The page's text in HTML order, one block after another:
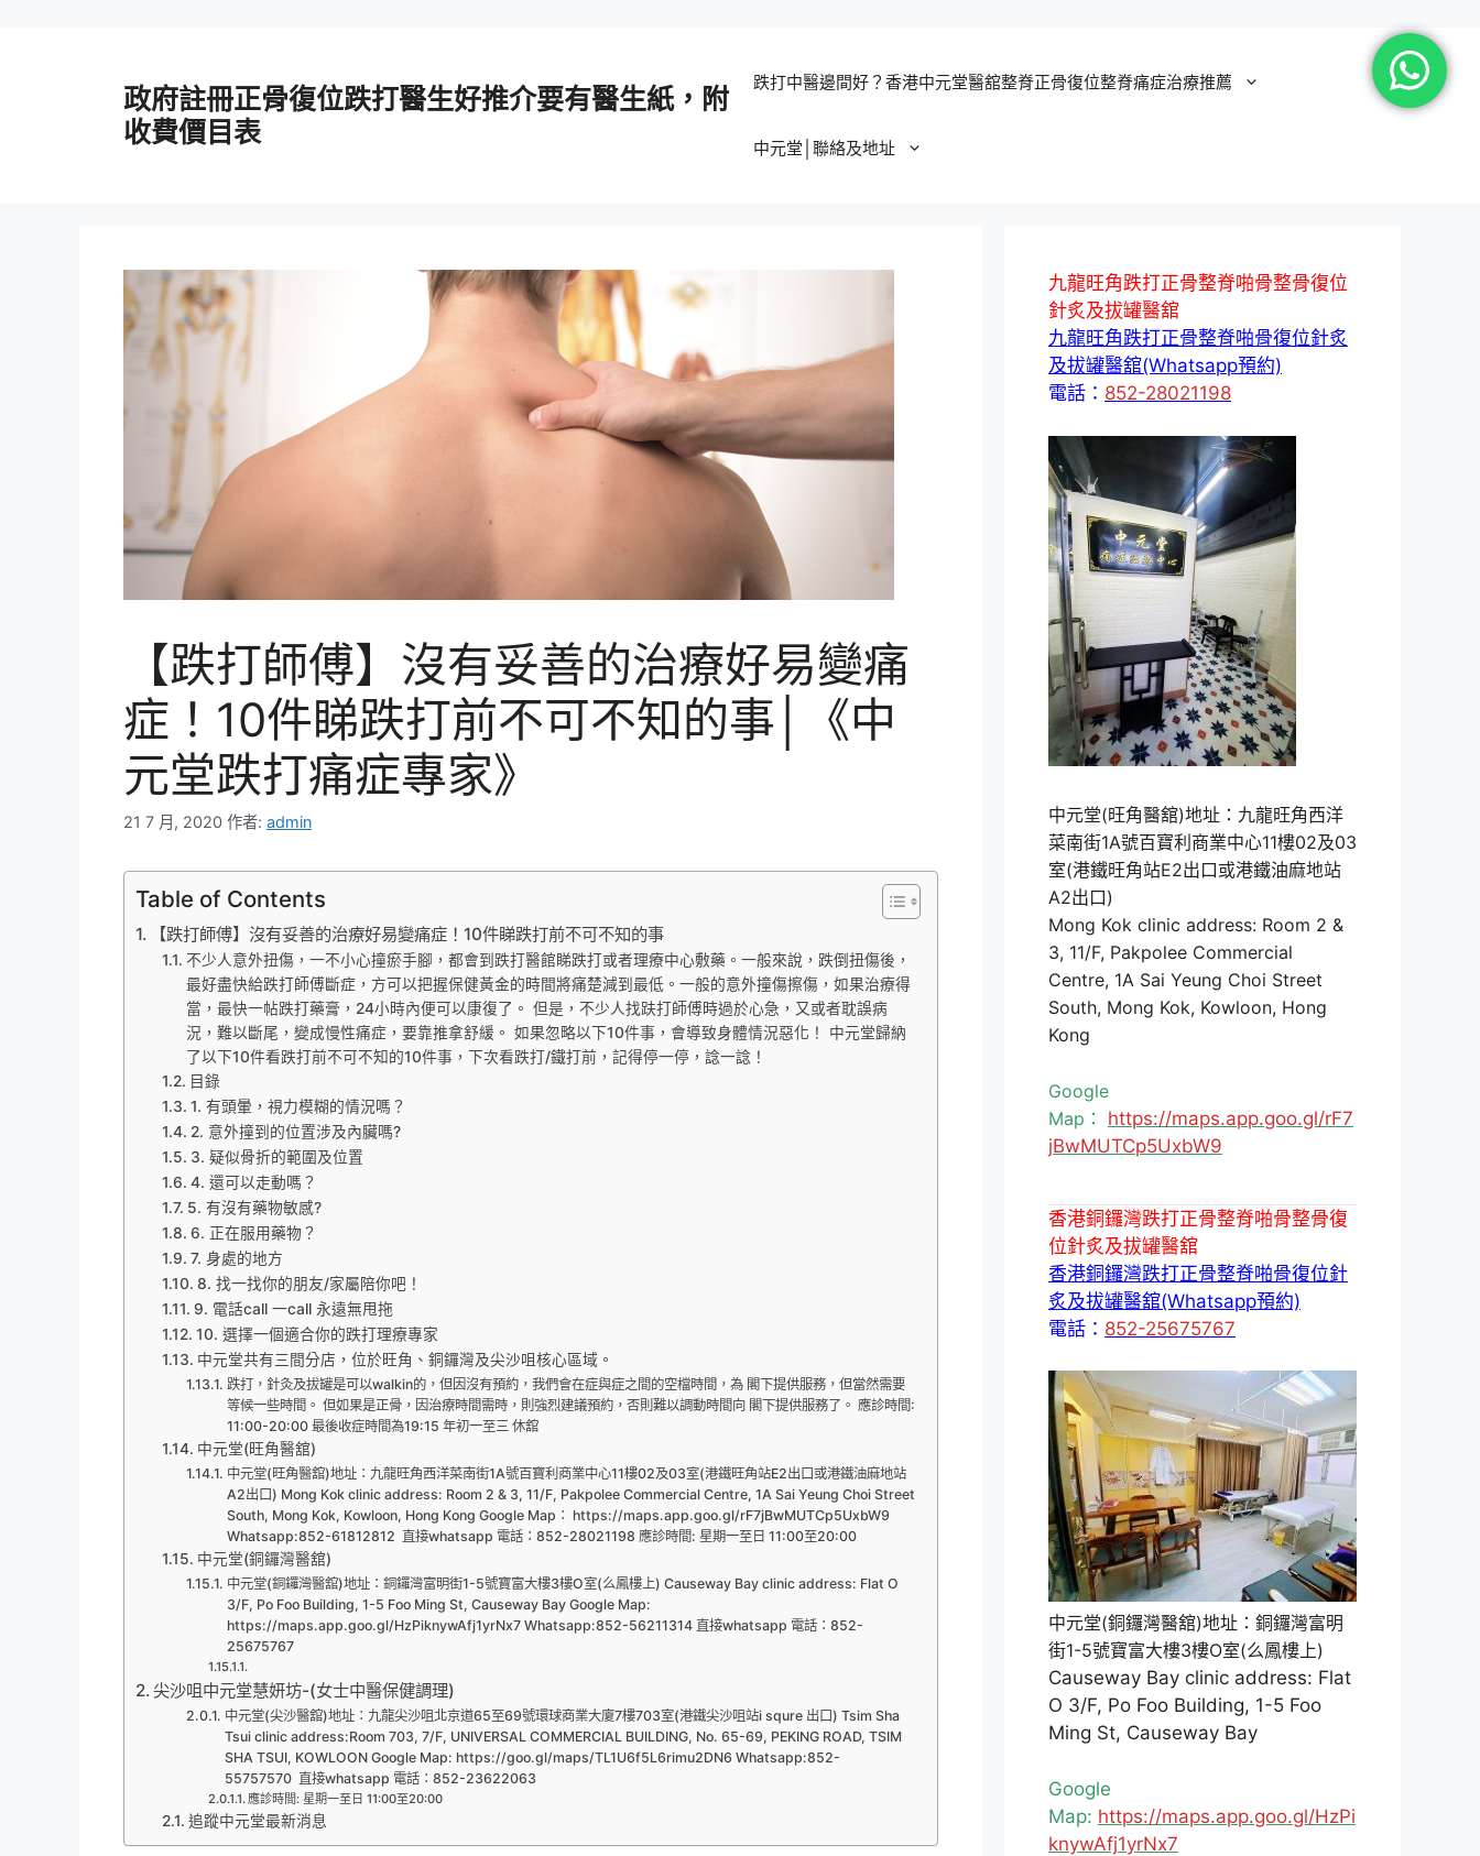
政府註冊正骨復位跌打醫生好推介要有醫生紙，附
收費價目表
跌打中醫邊間好？香港中元堂醫舘整脊正骨復位整脊痛症治療推薦
中元堂│聯絡及地址
【跌打師傅】沒有妥善的治療好易變痛
症！10件睇跌打前不可不知的事│《中
元堂跌打痛症專家》
21 7 月, 2020 作者: admin
Table of Contents
【跌打師傅】沒有妥善的治療好易變痛症！10件睇跌打前不可不知的事
不少人意外扭傷，一不小心撞瘀手腳，都會到跌打醫館睇跌打或者理療中心敷藥。一般來說，跌倒扭傷後，
最好盡快給跌打師傅斷症，方可以把握保健黃金的時間將痛楚減到最低。一般的意外撞傷擦傷，如果治療得
當，最快一帖跌打藥膏，24小時內便可以康復了。 但是，不少人找趺打師傅時過於心急，又或者耽誤病
況，難以斷尾，變成慢性痛症，要靠推拿舒緩。 如果忽略以下10件事，會導致身體情況惡化！ 中元堂歸納
了以下10件看跌打前不可不知的10件事，下次看跌打/鐵打前，記得停一停，諗一諗！
目錄
1. 有頭暈，視力模糊的情況嗎？
2. 意外撞到的位置涉及內臟嗎?
3. 疑似骨折的範圍及位置
4. 還可以走動嗎？
5. 有沒有藥物敏感?
6. 正在服用藥物？
7. 身處的地方
8. 找一找你的朋友/家屬陪你吧！
9. 電話call 一call 永遠無甩拖
10. 選擇一個適合你的跌打理療專家
中元堂共有三間分店，位於旺角、銅鑼灣及尖沙咀核心區域。
跌打，針灸及拔罐是可以walkin的，但因沒有預約，我們會在症與症之間的空檔時間，為 閣下提供服務，但當然需要
等候一些時間。 但如果是正骨，因治療時間需時，則強烈建議預約，否則難以調動時間向 閣下提供服務了。 應診時間:
11:00-20:00 最後收症時間為19:15 年初一至三 休舘
中元堂(旺角醫舘)
中元堂(旺角醫舘)地址：九龍旺角西洋菜南街1A號百寶利商業中心11樓02及03室(港鐵旺角站E2出口或港鐵油麻地站
A2出口) Mong Kok clinic address: Room 2 & 3, 11/F, Pakpolee Commercial Centre, 1A Sai Yeung Choi Street
South, Mong Kok, Kowloon, Hong Kong Google Map： https://maps.app.goo.gl/rF7jBwMUTCp5UxbW9
Whatsapp:852-61812812 直接whatsapp 電話：852-28021198 應診時間: 星期一至日 11:00至20:00
中元堂(銅鑼灣醫舘)
中元堂(銅鑼灣醫舘)地址：銅鑼灣富明街1-5號寶富大樓3樓O室(么鳳樓上) Causeway Bay clinic address: Flat O
3/F, Po Foo Building, 1-5 Foo Ming St, Causeway Bay Google Map:
https://maps.app.goo.gl/HzPiknywAfj1yrNx7 Whatsapp:852-56211314 直接whatsapp 電話：852-
25675767
尖沙咀中元堂慧妍坊-(女士中醫保健調理)
中元堂(尖沙醫舘)地址：九龍尖沙咀北京道65至69號環球商業大廈7樓703室(港鐵尖沙咀站i squre 出口) Tsim Sha
Tsui clinic address:Room 703, 7/F, UNIVERSAL COMMERCIAL BUILDING, No. 65-69, PEKING ROAD, TSIM
SHA TSUI, KOWLOON Google Map: https://goo.gl/maps/TL1U6f5L6rimu2DN6 Whatsapp:852-
55757570 直接whatsapp 電話：852-23622063
應診時間: 星期一至日 11:00至20:00
追蹤中元堂最新消息
九龍旺角跌打正骨整脊啪骨整骨復位
針炙及拔罐醫舘
九龍旺角跌打正骨整脊啪骨復位針炙
及拔罐醫舘(Whatsapp預約)
電話： 852-28021198
中元堂(旺角醫舘)地址：九龍旺角西洋
菜南街1A號百寶利商業中心11樓02及03
室(港鐵旺角站E2出口或港鐵油麻地站
A2出口)
Mong Kok clinic address: Room 2 &
3, 11/F, Pakpolee Commercial
Centre, 1A Sai Yeung Choi Street
South, Mong Kok, Kowloon, Hong
Kong
Google
Map： https://maps.app.goo.gl/rF7
jBwMUTCp5UxbW9
香港銅鑼灣跌打正骨整脊啪骨整骨復
位針炙及拔罐醫舘
香港銅鑼灣跌打正骨整脊啪骨復位針
炙及拔罐醫舘(Whatsapp預約)
電話： 852-25675767
中元堂(銅鑼灣醫舘)地址：銅鑼灣富明
街1-5號寶富大樓3樓O室(么鳳樓上)
Causeway Bay clinic address: Flat
O 3/F, Po Foo Building, 1-5 Foo
Ming St, Causeway Bay
Google
Map: https://maps.app.goo.gl/HzPi
knywAfj1yrNx7